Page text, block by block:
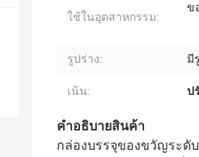
ใช้ในอุตสาหกรรม:
ข
รูปร่าง: มี
เน้น: ป
คําอธิบายสินค้า
กล่องบรรจุของขวัญระดั